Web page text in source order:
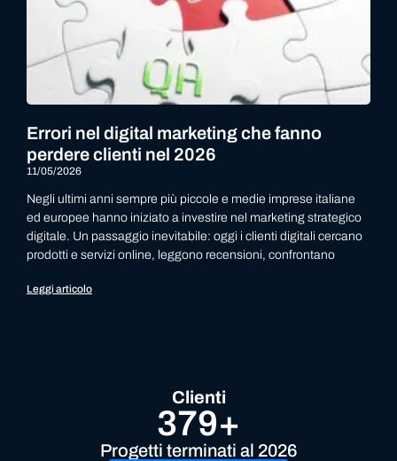
Errori nel digital marketing che fanno
perdere clienti nel 2026
11/05/2026
Negli ultimi anni sempre più piccole e medie imprese italiane
ed europee hanno iniziato a investire nel marketing strategico
digitale. Un passaggio inevitabile: oggi i clienti digitali cercano
prodotti e servizi online, leggono recensioni, confrontano
Leggi articolo
Clienti
379+
Progetti terminati al 2026